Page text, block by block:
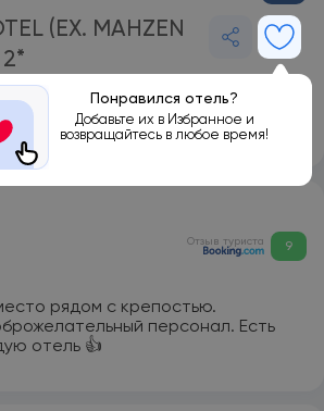
(EX. MAHZEN
Понравился отель?
Добавьте их в Избранное и
возвращайтесь в любое время!
Отзыв туриста 9
рядом с крепостью.
персонал. Есть
отель 👍